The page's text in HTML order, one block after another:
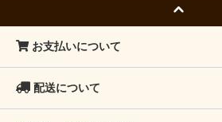
お支払いについて
配送について